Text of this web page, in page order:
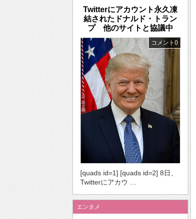
Twitterにアカウント永久凍
結されたドナルド・トラン
プ 他のサイトと協議中
コメント0
[quads id=1] [quads id=2] 8日、
Twitterにアカウ …
エンタメ